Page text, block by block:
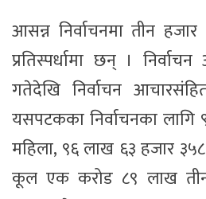
आसन्न निर्वाचनमा तीन
प्रतिस्पर्धामा छन् ।
गतेदेखि निर्वाचन
यसपटकका निर्वाचनका
महिला, ९६ लाख ६३ हजार
कूल एक करोड ८९ लाख